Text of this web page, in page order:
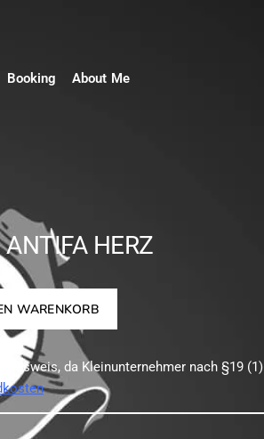
Booking About Me
HERZ
WARENKORB
da Kleinunternehmer nach §19 (1)